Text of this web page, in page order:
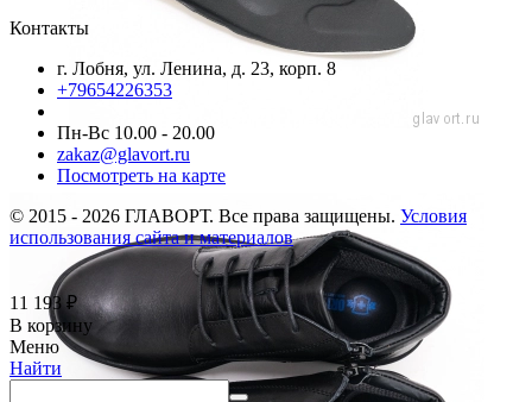
Контакты
г. Лобня, ул. Ленина, д. 23, корп. 8
+79654226353
Пн-Вс 10.00 - 20.00
zakaz@glavort.ru
Посмотреть на карте
© 2015 - 2026 ГЛАВОРТ. Все права защищены. Условия
использования сайта и материалов
11 193 ₽
В корзину
Меню
Найти